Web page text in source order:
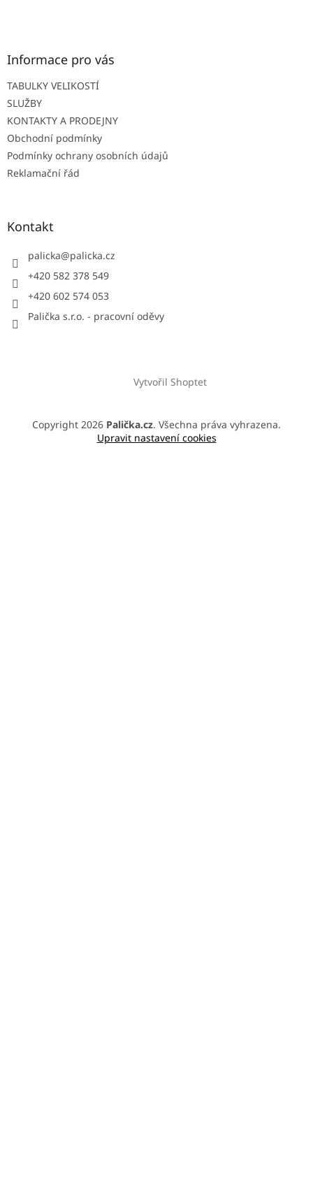
Informace pro vás
TABULKY VELIKOSTÍ
SLUŽBY
KONTAKTY A PRODEJNY
Obchodní podmínky
Podmínky ochrany osobních údajů
Reklamační řád
Kontakt
palicka@palicka.cz
+420 582 378 549
+420 602 574 053
Palička s.r.o. - pracovní oděvy
Vytvořil Shoptet
Copyright 2026 Palička.cz. Všechna práva vyhrazena.
Upravit nastavení cookies